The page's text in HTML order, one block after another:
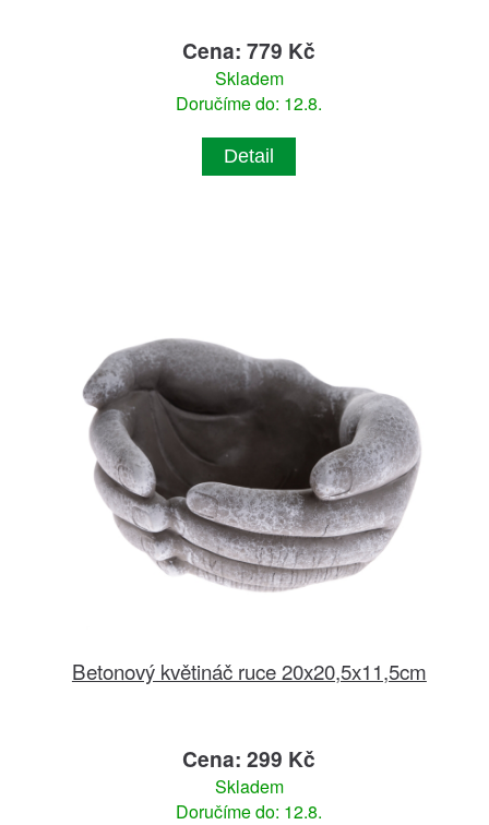
Cena: 779 Kč
Skladem
Doručíme do: 12.8.
Detail
Betonový květináč ruce 20x20,5x11,5cm
Cena: 299 Kč
Skladem
Doručíme do: 12.8.